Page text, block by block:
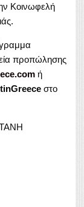
Κοινωφελή
προπώλησης
ή
στο